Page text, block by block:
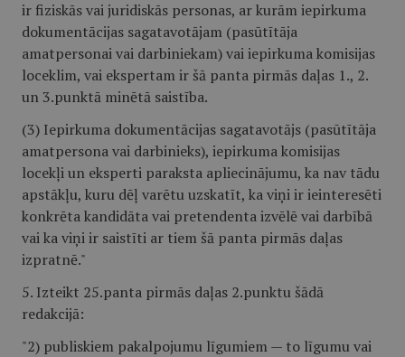
ir fiziskās vai juridiskās personas, ar kurām iepirkuma
dokumentācijas sagatavotājam (pasūtītāja
amatpersonai vai darbiniekam) vai iepirkuma komisijas
loceklim, vai ekspertam ir šā panta pirmās daļas 1., 2.
un 3.punktā minētā saistība.
(3) Iepirkuma dokumentācijas sagatavotājs (pasūtītāja
amatpersona vai darbinieks), iepirkuma komisijas
locekļi un eksperti paraksta apliecinājumu, ka nav tādu
apstākļu, kuru dēļ varētu uzskatīt, ka viņi ir ieinteresēti
konkrēta kandidāta vai pretendenta izvēlē vai darbībā
vai ka viņi ir saistīti ar tiem šā panta pirmās daļas
izpratnē."
5. Izteikt 25.panta pirmās daļas 2.punktu šādā
redakcijā:
"2) publiskiem pakalpojumu līgumiem — to līgumu vai